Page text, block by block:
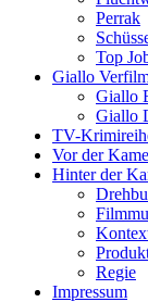
Perrak
Top
Giallo
Giallo
Giallo
TV-
Vor der
Hinter der
Regie
Impressum